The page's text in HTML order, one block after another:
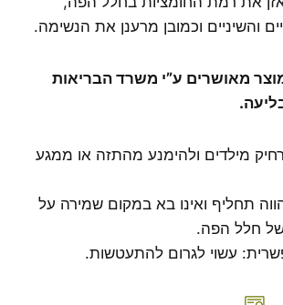
והשיניים וכמובן מרענן את הנשימה.
מאושרים ע”י משרד הבריאות
מילדים ולהימנע מהתזה או ממגע
תחליף ואינו בא במקום שמירה על
של חלל הפה.
עשוי לגרום להתעטשות.